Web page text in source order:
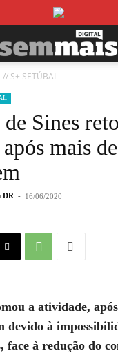
// S+ SETÚBAL
Sines
mais
DR - 16/06/2020
a atividade,
devido à
face à redução do